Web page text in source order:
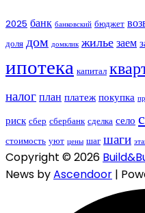
2025 банк банковский бюджет
доля дом домклик жильезаем
ипотека капитал
налогплан платежпокупка
риск сбер сбербанк сделка село
стоимость уют цены шаг шаги
Copyright © 2026
News byAscendoor |